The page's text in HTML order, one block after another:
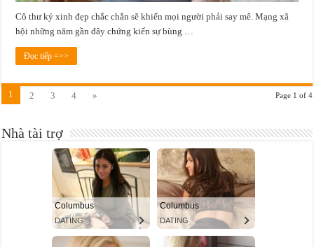
Cô thư ký xinh đẹp chắc chắn sẽ khiến mọi người phải say mê. Mạng xã
hội những năm gần đây chứng kiến sự bùng …
Đọc tiếp =>>
Page 1 of 4
1 2 3 4 »
Nhà tài trợ